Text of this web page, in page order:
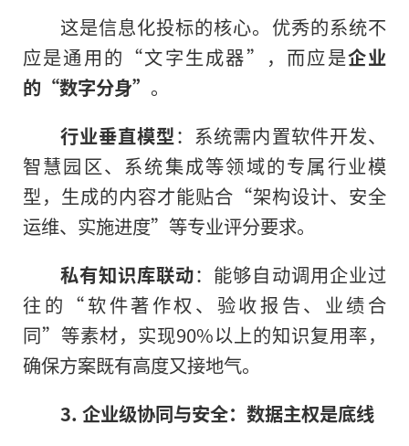
这是信息化投标的核心。优秀的系统不
应是通用的“文字生成器”，而应是企业
的“数字分身” 。
行业垂直模型：系统需内置软件开发、
智慧园区、系统集成等领域的专属行业模
型，生成的内容才能贴合“架构设计、安全
运维、实施进度”等专业评分要求。
私有知识库联动：能够自动调用企业过
往的“软件著作权、验收报告、业绩合
同”等素材，实现90%以上的知识复用率，
确保方案既有高度又接地气。
3. 企业级协同与安全：数据主权是底线